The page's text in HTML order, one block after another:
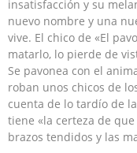
insatisfacción y su
nuevo nombre y una
vive. El chico de «El
matarlo, lo pierde de
Se pavonea con el
roban unos chicos de
cuenta de lo tardío de
tiene «la certeza de
brazos tendidos y las